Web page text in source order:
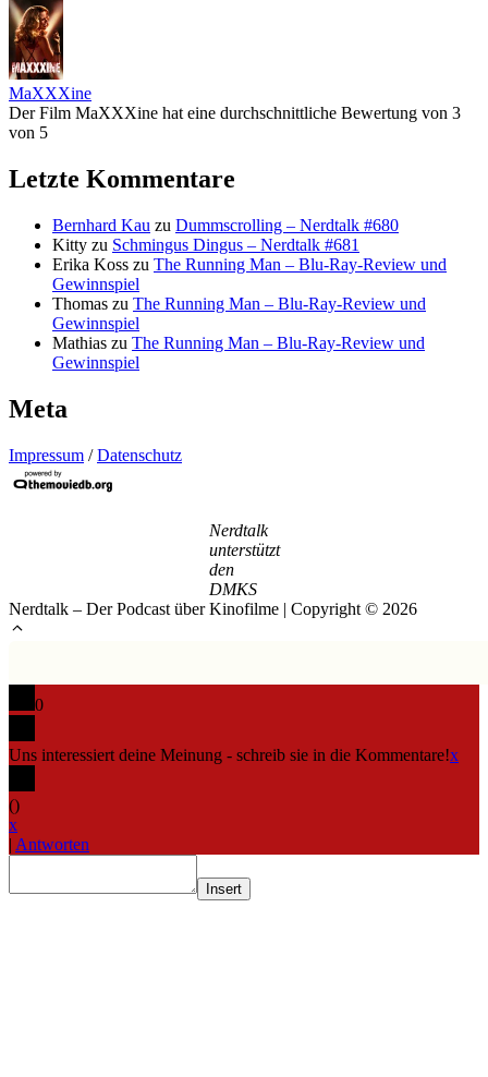
MaXXXine
Der Film MaXXXine hat eine durchschnittliche Bewertung von 3
von 5
Letzte Kommentare
Bernhard Kau zu Dummscrolling – Nerdtalk #680
Kitty zu Schmingus Dingus – Nerdtalk #681
Erika Koss zu The Running Man – Blu-Ray-Review und
Gewinnspiel
Thomas zu The Running Man – Blu-Ray-Review und
Gewinnspiel
Mathias zu The Running Man – Blu-Ray-Review und
Gewinnspiel
Meta
Impressum /Datenschutz
Nerdtalk
unterstützt
den
DMKS
Nerdtalk – Der Podcast über Kinofilme | Copyright © 2026
0
Uns interessiert deine Meinung - schreib sie in die Kommentare!x
()
x
| Antworten
Insert